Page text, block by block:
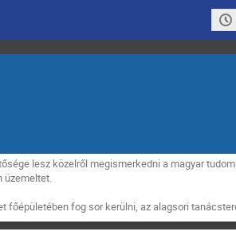
lesz közelről megismerkedni a magyar
üzemeltet.
főépületében fog sor kerülni, az alagsori